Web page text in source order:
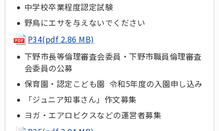
中学校卒業程度認定試験
野鳥にエサを与えないでください
P34(pdf 2.86 MB)
下野市長等倫理審査会委員・下野市職員倫理審査
会委員の公募
保育園・認定こども園 令和5年度の入園申し込み
「ジュニア知事さん」作文募集
ヨガ・エアロビクスなどの運営者募集